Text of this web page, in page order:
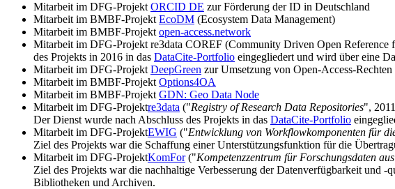
Mitarbeit im DFG-Projekt ORCID DE zur Förderung der ID in Deutschland
Mitarbeit im BMBF-Projekt EcoDM (Ecosystem Data Management)
Mitarbeit im BMBF-Projekt open-access.network
Mitarbeit im DFG-Projekt re3data COREF (Community Driven Open Reference
des Projekts in 2016 in das DataCite-Portfolio eingegliedert und wird über eine
Mitarbeit im DFG-Projekt DeepGreen zur Umsetzung von Open-Access-
Mitarbeit im BMBF-Projekt Options4OA
Mitarbeit im BMBF-Projekt GDN: Geo Data Node
Mitarbeit im DFG-Projektre3data ("Registry of Research Data Repositories",
Der Dienst wurde nach Abschluss des Projekts in das DataCite-Portfolio
Mitarbeit im DFG-ProjektEWIG ("Entwicklung von Workflowkomponenten für
Ziel des Projekts war die Schaffung einer Unterstützungsfunktion für die
Mitarbeit im DFG-ProjektKomFor("Kompetenzzentrum für Forschungsdaten
Ziel des Projekts war die nachhaltige Verbesserung der Datenverfügbarkeit und
Bibliotheken und Archiven.